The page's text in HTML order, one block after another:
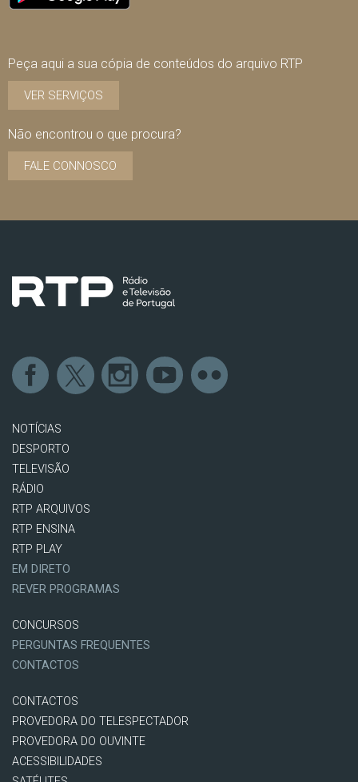
Peça aqui a sua cópia de conteúdos do arquivo RTP
VER SERVIÇOS
Não encontrou o que procura?
FALE CONNOSCO
NOTÍCIAS
DESPORTO
TELEVISÃO
RÁDIO
RTP ARQUIVOS
RTP ENSINA
RTP PLAY
EM DIRETO
REVER PROGRAMAS
CONCURSOS
PERGUNTAS FREQUENTES
CONTACTOS
CONTACTOS
PROVEDORA DO TELESPECTADOR
PROVEDORA DO OUVINTE
ACESSIBILIDADES